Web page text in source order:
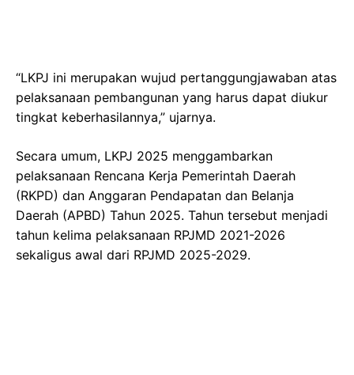
“LKPJ ini merupakan wujud pertanggungjawaban atas
pelaksanaan pembangunan yang harus dapat diukur
tingkat keberhasilannya,” ujarnya.
Secara umum, LKPJ 2025 menggambarkan
pelaksanaan Rencana Kerja Pemerintah Daerah
(RKPD) dan Anggaran Pendapatan dan Belanja
Daerah (APBD) Tahun 2025. Tahun tersebut menjadi
tahun kelima pelaksanaan RPJMD 2021-2026
sekaligus awal dari RPJMD 2025-2029.